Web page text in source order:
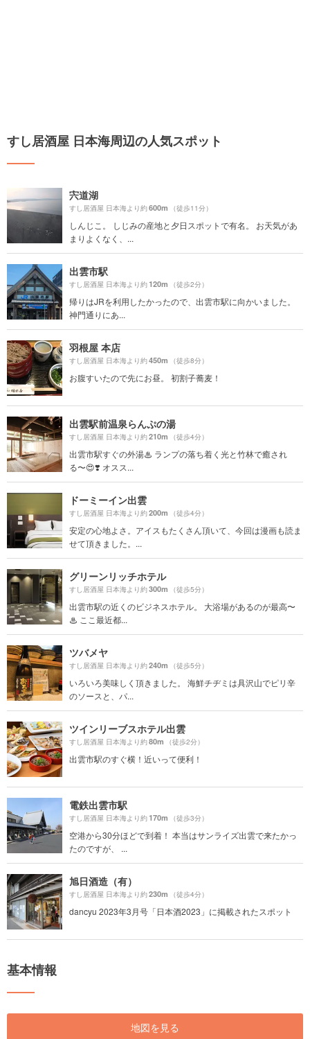
すし居酒屋 日本海周辺の人気スポット
宍道湖
すし居酒屋 日本海より約600m （徒歩11分）
しんじこ。 しじみの産地と夕日スポットで有名。 お天気があ
まりよくなく、...
出雲市駅
すし居酒屋 日本海より約120m （徒歩2分）
帰りはJRを利用したかったので、出雲市駅に向かいました。
神門通りにあ...
羽根屋 本店
すし居酒屋 日本海より約450m （徒歩8分）
お腹すいたので先にお昼。 初割子蕎麦！
出雲駅前温泉らんぷの湯
すし居酒屋 日本海より約210m （徒歩4分）
出雲市駅すぐの外湯♨ ランプの落ち着く光と竹林で癒され
る〜😍❣️ オスス...
ドーミーイン出雲
すし居酒屋 日本海より約200m （徒歩4分）
安定の心地よさ。アイスもたくさん頂いて、今回は漫画も読ま
せて頂きました。...
グリーンリッチホテル
すし居酒屋 日本海より約300m （徒歩5分）
出雲市駅の近くのビジネスホテル。 大浴場があるのが最高〜
♨︎ ここ最近都...
ツバメヤ
すし居酒屋 日本海より約240m （徒歩5分）
いろいろ美味しく頂きました。 海鮮チヂミは具沢山でピリ辛
のソースと、パ...
ツインリーブスホテル出雲
すし居酒屋 日本海より約80m （徒歩2分）
出雲市駅のすぐ横！近いって便利！
電鉄出雲市駅
すし居酒屋 日本海より約170m （徒歩3分）
空港から30分ほどで到着！ 本当はサンライズ出雲で来たかっ
たのですが、 ...
旭日酒造（有）
すし居酒屋 日本海より約230m （徒歩4分）
dancyu 2023年3月号「日本酒2023」に掲載されたスポット
基本情報
地図を見る